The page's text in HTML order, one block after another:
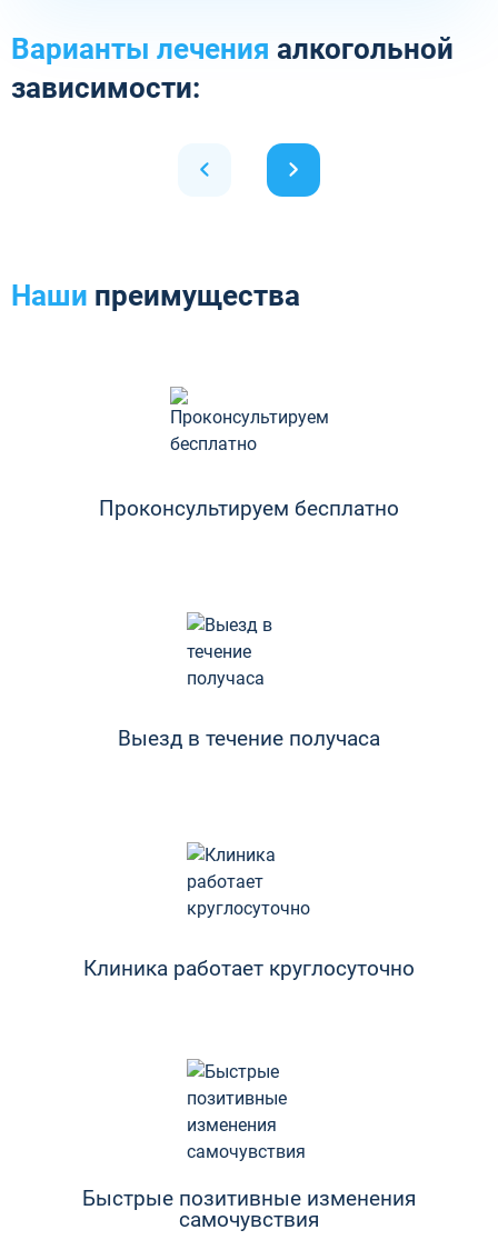
Варианты лечения алкогольной
зависимости:
Наши преимущества
Проконсультируем бесплатно
Выезд в течение получаса
Клиника работает круглосуточно
Быстрые позитивные изменения
самочувствия